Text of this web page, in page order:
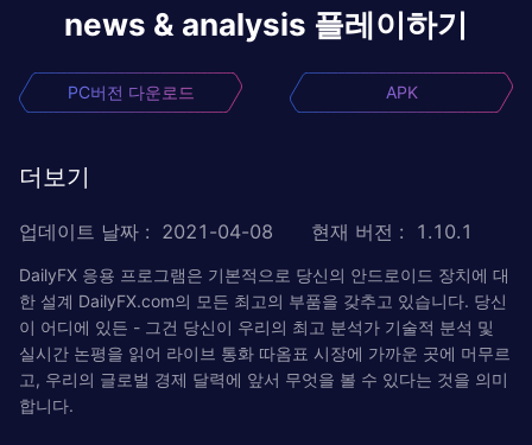
news & analysis 플레이하기
PC버전 다운로드 APK
더보기
업데이트 날짜 : 2021-04-08 현재 버전 : 1.10.1
DailyFX 응용 프로그램은 기본적으로 당신의 안드로이드 장치에 대
한 설계 DailyFX.com의 모든 최고의 부품을 갖추고 있습니다. 당신
이 어디에 있든 - 그건 당신이 우리의 최고 분석가 기술적 분석 및
실시간 논평을 읽어 라이브 통화 따옴표 시장에 가까운 곳에 머무르
고, 우리의 글로벌 경제 달력에 앞서 무엇을 볼 수 있다는 것을 의미
합니다.